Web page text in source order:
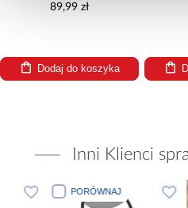
89,99 zł
Dodaj do koszyka
Inni Klienci
PORÓWNAJ